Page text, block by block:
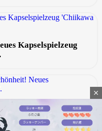
close
Kapselspielzeug
Schönheit! Neues